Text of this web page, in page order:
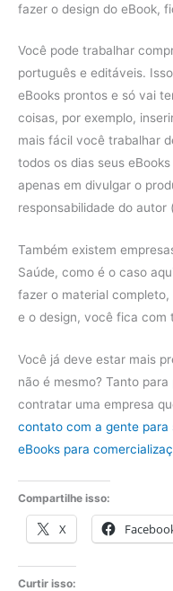
fazer o design do eBook,
Você pode trabalhar
português e editáveis.
eBooks prontos e só vai
coisas, por exemplo,
mais fácil você trabalhar
todos os dias seus
apenas em divulgar o
responsabilidade do autor
Também existem
Saúde, como é o caso
fazer o material
e o design, você fica com
Você já deve estar mais
não é mesmo? Tanto
contratar uma empresa
contato com a gente para
eBooks para
Compartilhe isso:
X
Curtir isso: